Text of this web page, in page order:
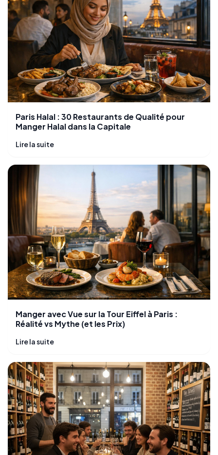
Paris Halal : 30 Restaurants de Qualité pour
Manger Halal dans la Capitale
Lire la suite
Manger avec Vue sur la Tour Eiffel à Paris :
Réalité vs Mythe (et les Prix)
Lire la suite